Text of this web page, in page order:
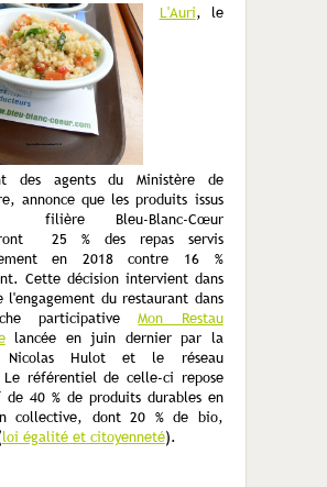
L'Auri, le
des agents du Ministère de
annonce que les produits issus
Bleu-Blanc-Cœur
25 % des repas servis
en 2018 contre 16 %
Cette décision intervient dans
l'engagement du restaurant dans
participativeMon Restau
lancée en juin dernier par la
Nicolas Hulot et le réseau
Le référentiel de celle-ci repose
40 % de produits durables en
collective, dont 20 % de bio,
loi égalité et citoyenneté).